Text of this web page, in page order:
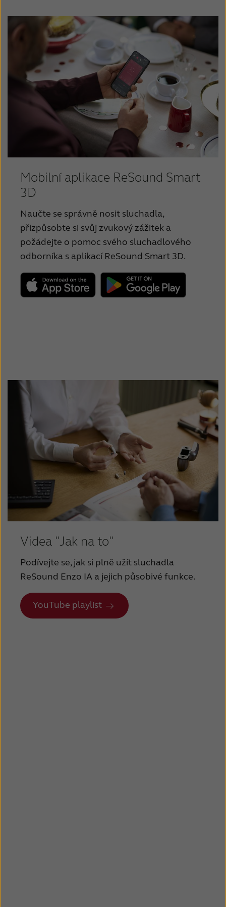
Schweiz Suisse
Suomi Sverige
Türkçe United Kingdom
United States Österreich
عربي 日本
Brožura konektivity
Návod k obsluze - Závěsná super power
sluchadla, Dobíjecí
Přehled nabíječek
Mobilní aplikace ReSound Smart
3D
Naučte se správně nosit sluchadla,
přizpůsobte si svůj zvukový zážitek a
požádejte o pomoc svého sluchadlového
odborníka s aplikací ReSound Smart 3D.
Videa "Jak na to"
Podívejte se, jak si plně užít sluchadla
ReSound Enzo IA a jejich působivé funkce.
YouTube playlist